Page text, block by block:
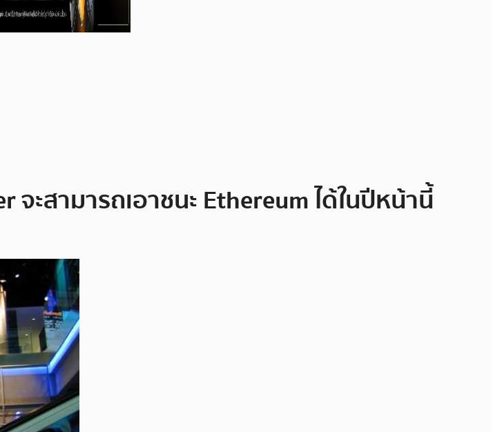
ะสามารถเอาชนะ Ethereum ได้ในปีหน้านี้